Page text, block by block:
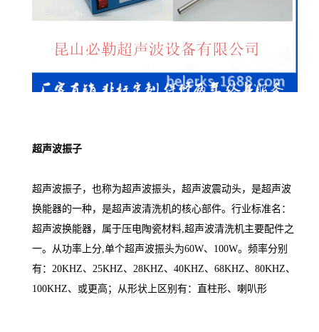
超声波振子
超声波振子，也称为超声波振头，超声波震动头，是超声波
换能器的一种，是超声波清洗机的核心部件。行业标准名：
超声波换能器，属于压电陶瓷材料,超声波清洗机主要配件之
一。从功率上分,单个超声波振头为60W、100W。频率分别
有：20KHZ、25KHZ、28KHZ、40KHZ、68KHZ、80KHZ、
100KHZ、或更高；从形状上区别有：直柱形、喇叭形